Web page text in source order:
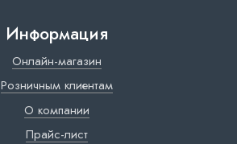
Информация
Онлайн-магазин
Розничным клиентам
О компании
Прайс-лист